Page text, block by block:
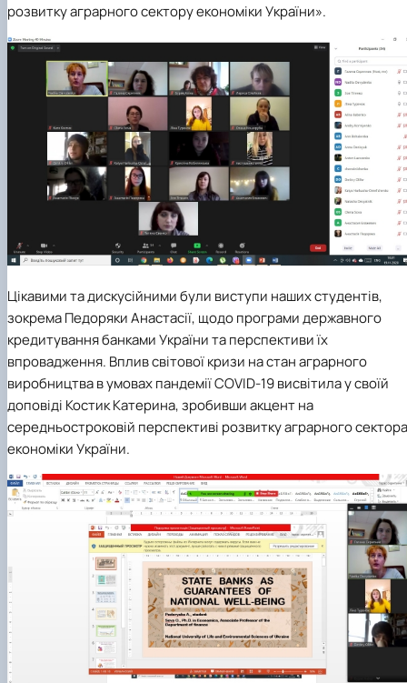
розвитку аграрного сектору економіки України».
Цікавими та дискусійними були виступи наших студентів,
зокремаПедоряки Анастасії, щодо програми державного
кредитування банками України та перспективи їх
впровадження. Вплив світової кризи на стан аграрного
виробництва в умовах пандеміїCOVID-19 висвітила у своїй
доповіді Костик Катерина, зробивши акцент на
середньостроковій перспективі розвитку аграрного сектора
економіки України.